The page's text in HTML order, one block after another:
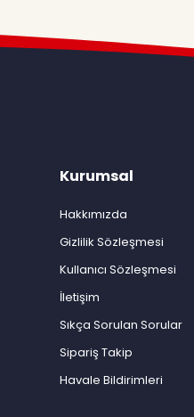
Kurumsal
Hakkımızda
Gizlilik Sözleşmesi
Kullanıcı Sözleşmesi
İletişim
Sıkça Sorulan Sorular
Sipariş Takip
Havale Bildirimleri